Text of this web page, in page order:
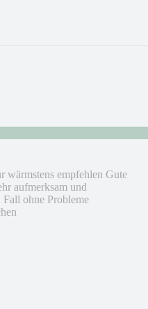
wärmstens empfehlen Gute
aufmerksam und
ohne Probleme